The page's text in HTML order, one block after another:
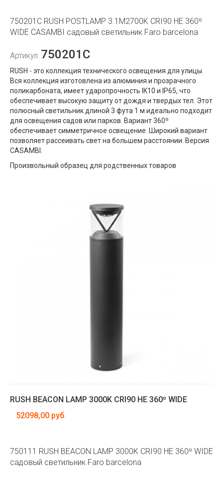
750201C RUSH POSTLAMP 3.1M2700K CRI90 HE 360º
WIDE CASAMBI садовый светильник Faro barcelona
Артикул 750201C
RUSH - это коллекция технического освещения для улицы.
Вся коллекция изготовлена ​​из алюминия и прозрачного
поликарбоната, имеет ударопрочность IK10 и IP65, что
обеспечивает высокую защиту от дождя и твердых тел. Этот
полюсный светильник длиной 3 фута 1 м идеально подходит
для освещения садов или парков. Вариант 360º
обеспечивает симметричное освещение. Широкий вариант
позволяет рассеивать свет на большем расстоянии. Версия
CASAMBI.
Произвольный образец для родственных товаров
RUSH BEACON LAMP 3000K CRI90 HE 360º WIDE
52098,00 руб
750111 RUSH BEACON LAMP 3000K CRI90 HE 360º WIDE
садовый светильник Faro barcelona